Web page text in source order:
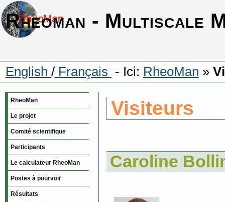
Rheoman - Multiscale
English /Français - Ici: RheoMan »
RheoMan
Le projet
Comité scientifique
Participants
Le calculateur RheoMan
Postes à pourvoir
Résultats
Visiteurs
Caroline